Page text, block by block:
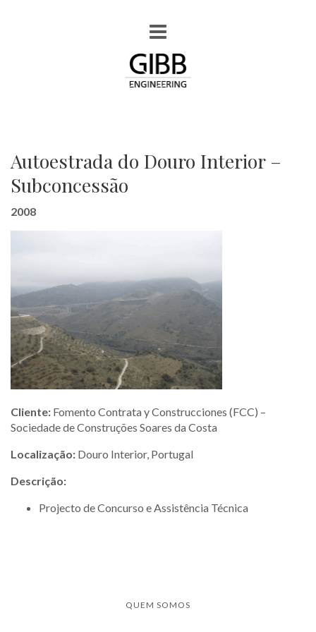
Autoestrada do Douro Interior –
Subconcessão
2008
Cliente: Fomento Contrata y Construcciones (FCC) –
Sociedade de Construções Soares da Costa
Localização: Douro Interior, Portugal
Descrição:
Projecto de Concurso e Assistência Técnica
QUEM SOMOS